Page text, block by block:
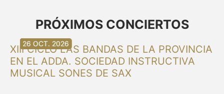
PRÓXIMOS CONCIERTOS
XIII CICLO LAS BANDAS DE LA PROVINCIA
EN EL ADDA. SOCIEDAD INSTRUCTIVA
MUSICAL SONES DE SAX
30 AG. 2026
30 AG. 2026
13 SET. 2026
20 SET. 2026
20 SET. 2026
26 SET. 2026
03 OCT. 2026
16 OCT. 2026
26 OCT. 2026